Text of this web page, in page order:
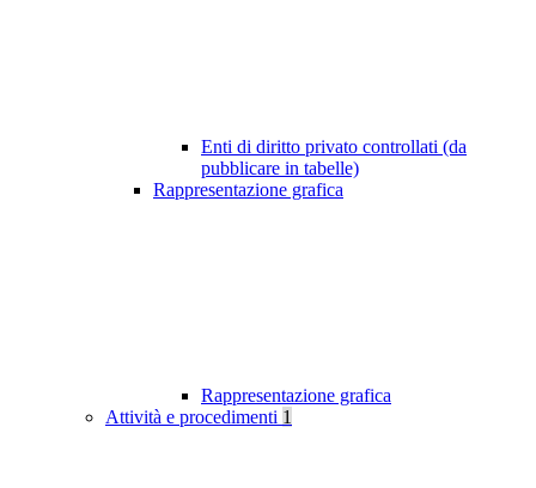
Enti di diritto privato controllati (da
pubblicare in tabelle)
Rappresentazione grafica
Rappresentazione grafica
Attività e procedimenti 1